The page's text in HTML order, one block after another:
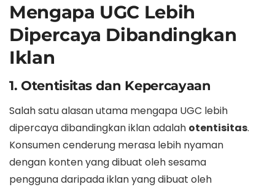
Mengapa UGC Lebih
Dipercaya Dibandingkan
Iklan
1. Otentisitas dan Kepercayaan
Salah satu alasan utama mengapa UGC lebih
dipercaya dibandingkan iklan adalah otentisitas.
Konsumen cenderung merasa lebih nyaman
dengan konten yang dibuat oleh sesama
pengguna daripada iklan yang dibuat oleh